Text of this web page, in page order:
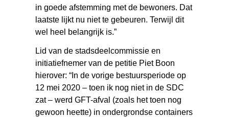
in goede afstemming met de bewoners. Dat
laatste lijkt nu niet te gebeuren. Terwijl dit
wel heel belangrijk is.”
Lid van de stadsdeelcommissie en
initiatiefnemer van de petitie Piet Boon
hierover: “In de vorige bestuursperiode op
12 mei 2020 – toen ik nog niet in de SDC
zat – werd GFT-afval (zoals het toen nog
gewoon heette) in ondergrondse containers